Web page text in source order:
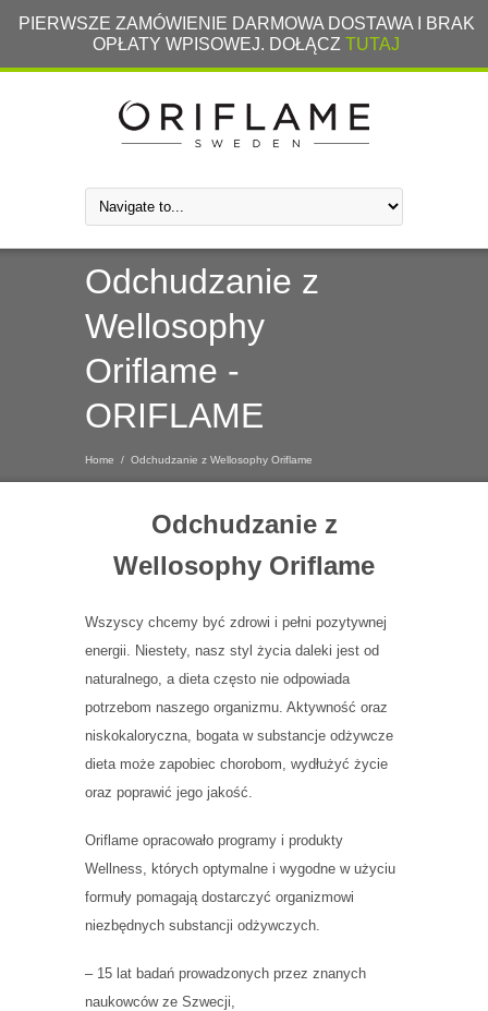
PIERWSZE ZAMÓWIENIE DARMOWA DOSTAWA I BRAK
OPŁATY WPISOWEJ. DOŁĄCZ TUTAJ
Odchudzanie z
Wellosophy
Oriflame -
ORIFLAME
Home / Odchudzanie z Wellosophy Oriflame
Odchudzanie z
Wellosophy Oriflame
Wszyscy chcemy być zdrowi i pełni pozytywnej
energii. Niestety, nasz styl życia daleki jest od
naturalnego, a dieta często nie odpowiada
potrzebom naszego organizmu. Aktywność oraz
niskokaloryczna, bogata w substancje odżywcze
dieta może zapobiec chorobom, wydłużyć życie
oraz poprawić jego jakość.
Oriflame opracowało programy i produkty
Wellness, których optymalne i wygodne w użyciu
formuły pomagają dostarczyć organizmowi
niezbędnych substancji odżywczych.
– 15 lat badań prowadzonych przez znanych
naukowców ze Szwecji,